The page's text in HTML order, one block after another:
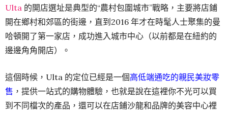
Ulta 的開店選址是典型的“農村包圍城市”戰略，主要將店鋪
開在鄉村和郊區的街邊，直到2016 年才在時髦人士聚集的曼
哈頓開了第一家店，成功進入城市中心（以前都是在紐約的
邊邊角角開店）。
這個時候，Ulta 的定位已經是一個高低端通吃的親民美妝零
售 ，提供一站式的購物體驗，也就是說在這裡你不光可以買
到不同檔次的產品，還可以在店鋪沙龍和品牌的美容中心裡